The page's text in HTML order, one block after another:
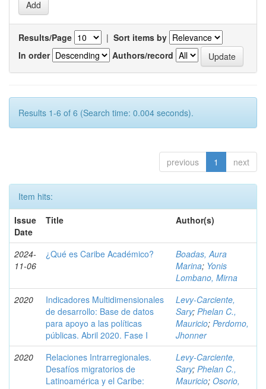
Results/Page | Sort items by
In order
Authors/record
Results 1-6 of 6 (Search time: 0.004 seconds).
previous 1 next
Item hits:
Issue
Date
Title Author(s)
2024-
11-06
¿Qué es Caribe Académico?
Boadas, Aura
Marina; Yonis
Lombano, Mirna
2020
Indicadores Multidimensionales
de desarrollo: Base de datos
para apoyo a las políticas
públicas. Abril 2020. Fase I
Levy-Carciente,
Sary; Phelan C.,
Mauricio; Perdomo,
Jhonner
2020
Relaciones Intrarregionales.
Desafíos migratorios de
Latinoamérica y el Caribe:
Levy-Carciente,
Sary; Phelan C.,
Mauricio; Osorio,